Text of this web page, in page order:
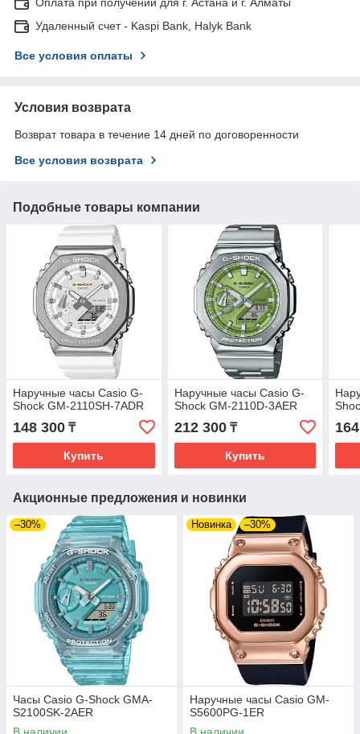
Удаленный счет - Kaspi Bank, Halyk Bank
Все условия оплаты
Условия возврата
Возврат товара в течение 14 дней по договоренности
Все условия возврата
Подобные товары компании
Наручные часы Casio G-
Shock GM-2110SH-7ADR
148 300 ₸
Купить
Наручные часы Casio G-
Shock GM-2110D-3AER
212 300₸
Купить
Акционные предложения и новинки
–30%
Часы Casio G-Shock GMA-
S2100SK-2AER
Новинка –30%
Наручные часы Casio GM-
S5600PG-1ER